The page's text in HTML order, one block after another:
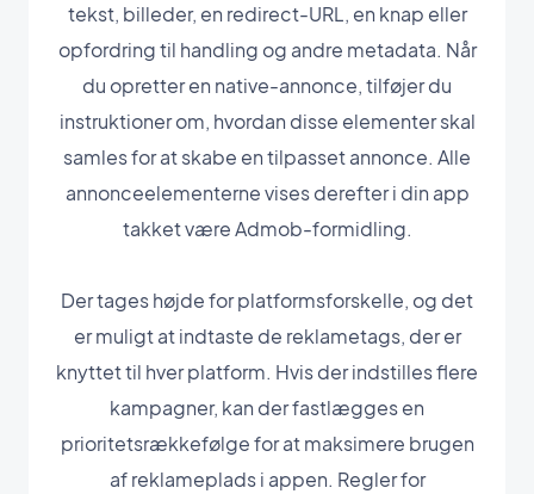
tekst, billeder, en redirect-URL, en knap eller
opfordring til handling og andre metadata. Når
du opretter en native-annonce, tilføjer du
instruktioner om, hvordan disse elementer skal
samles for at skabe en tilpasset annonce. Alle
annonceelementerne vises derefter i din app
takket være Admob-formidling.
Der tages højde for platformsforskelle, og det
er muligt at indtaste de reklametags, der er
knyttet til hver platform. Hvis der indstilles flere
kampagner, kan der fastlægges en
prioritetsrækkefølge for at maksimere brugen
af reklameplads i appen. Regler for